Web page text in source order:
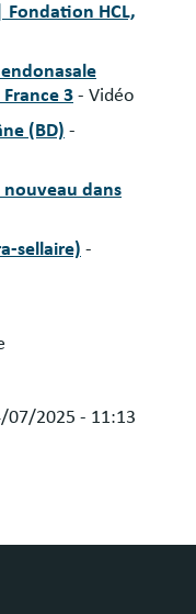
Fondation HCL,
3 - Vidéo
(BD) -
nouveau dans
sellaire) -
07/2025 - 11:13